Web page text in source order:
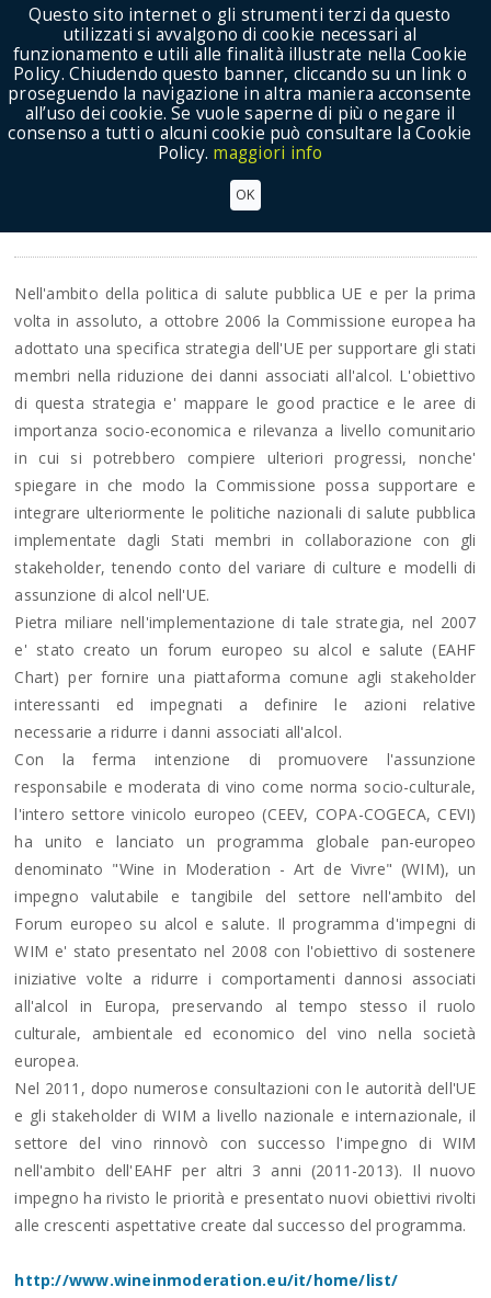
Show Menu
Nell'ambito della politica di salute pubblica UE e per la prima
volta in assoluto, a ottobre 2006 la Commissione europea ha
adottato una specifica strategia dell'UE per supportare gli stati
membri nella riduzione dei danni associati all'alcol. L'obiettivo
di questa strategia e' mappare le good practice e le aree di
importanza socio-economica e rilevanza a livello comunitario
in cui si potrebbero compiere ulteriori progressi, nonche'
spiegare in che modo la Commissione possa supportare e
integrare ulteriormente le politiche nazionali di salute pubblica
implementate dagli Stati membri in collaborazione con gli
stakeholder, tenendo conto del variare di culture e modelli di
assunzione di alcol nell'UE.
Pietra miliare nell'implementazione di tale strategia, nel 2007
e' stato creato un forum europeo su alcol e salute (EAHF
Chart) per fornire una piattaforma comune agli stakeholder
interessanti ed impegnati a definire le azioni relative
necessarie a ridurre i danni associati all'alcol.
Con la ferma intenzione di promuovere l'assunzione
responsabile e moderata di vino come norma socio-culturale,
l'intero settore vinicolo europeo (CEEV, COPA-COGECA, CEVI)
ha unito e lanciato un programma globale pan-europeo
denominato "Wine in Moderation - Art de Vivre" (WIM), un
impegno valutabile e tangibile del settore nell'ambito del
Forum europeo su alcol e salute. Il programma d'impegni di
WIM e' stato presentato nel 2008 con l'obiettivo di sostenere
iniziative volte a ridurre i comportamenti dannosi associati
all'alcol in Europa, preservando al tempo stesso il ruolo
culturale, ambientale ed economico del vino nella società
europea.
Nel 2011, dopo numerose consultazioni con le autorità dell'UE
e gli stakeholder di WIM a livello nazionale e internazionale, il
settore del vino rinnovò con successo l'impegno di WIM
nell'ambito dell'EAHF per altri 3 anni (2011-2013). Il nuovo
impegno ha rivisto le priorità e presentato nuovi obiettivi rivolti
alle crescenti aspettative create dal successo del programma.
http://www.wineinmoderation.eu/it/home/list/
Questo sito internet o gli strumenti terzi da questo
utilizzati si avvalgono di cookie necessari al
funzionamento e utili alle finalità illustrate nella Cookie
Policy. Chiudendo questo banner, cliccando su un link o
proseguendo la navigazione in altra maniera acconsente
all’uso dei cookie. Se vuole saperne di più o negare il
consenso a tutti o alcuni cookie può consultare la Cookie
Policy. maggiori info
OK